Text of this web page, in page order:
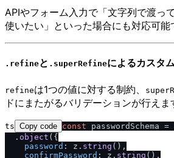
APIやフォーム入力で「文字列で渡っ
使いたい」といった場合にも対応可能
.refineと .superRefineによるカスタ
refineは1つの値に対する制約、
ドにまたがるバリデーションが行えま
ts Copy code const passwordSchema =
  .
object ({
password : z. string (),
confirmPassword : z. string (),